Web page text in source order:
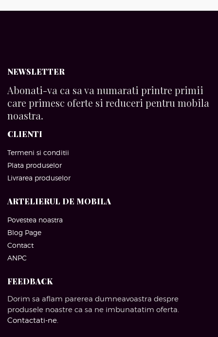
NEWSLETTER
Abonati-va ca sa va numarati printre primii
care primesc oferte si reduceri pentru mobila
noastra.
CLIENTI
Termeni si conditii
Plata produselor
Livrarea produselor
ARTELIERUL DE MOBILA
Povestea noastra
Blog Page
Contact
ANPC
FEEDBACK
Dorim sa aflam parerea dumneavoastra despre
produsele noastre ca sa ne imbunatatim oferta.
Contactati-ne.